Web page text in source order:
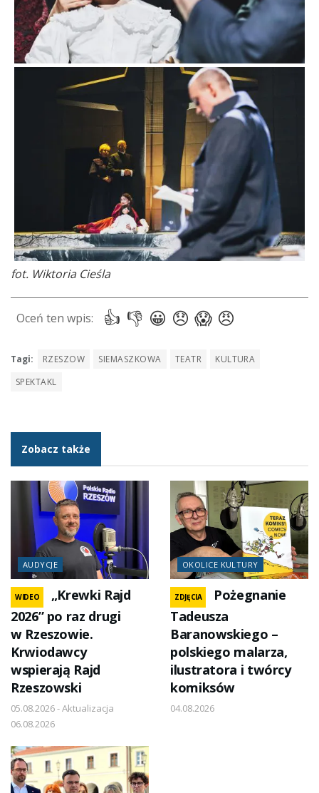
fot. Wiktoria Cieśla
Tagi: RZESZOW SIEMASZKOWA TEATR
KULTURA
SPEKTAKL
Zobacz także
AUDYCJE
WIDEO
„Krewki Rajd
2026” po raz drugi
w Rzeszowie.
Krwiodawcy
wspierają Rajd
Rzeszowski
05.08.2026 - Aktualizacja
06.08.2026
OKOLICE KULTURY
ZDJĘCIA
Pożegnanie
Tadeusza
Baranowskiego –
polskiego malarza,
ilustratora i twórcy
komiksów
04.08.2026